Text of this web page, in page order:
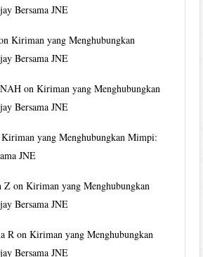
Bersama JNE
Kiriman yang Menghubungkan
Bersama JNE
onKiriman yang Menghubungkan
Bersama JNE
Kiriman yang Menghubungkan Mimpi:
JNE
Z onKiriman yang Menghubungkan
Bersama JNE
R onKiriman yang Menghubungkan
Bersama JNE